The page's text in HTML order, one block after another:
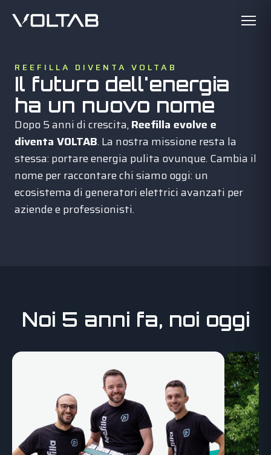
REEFILLA DIVENTA VOLTAB
Il futuro dell'energia
ha un nuovo nome
Dopo 5 anni di crescita,Reefilla evolve e
diventa VOLTAB. La nostra missione resta la
stessa: portare energia pulita ovunque. Cambia il
nome per raccontare chi siamo oggi: un
ecosistema di generatori elettrici avanzati per
aziende e professionisti.
Noi 5 anni fa, noi oggi